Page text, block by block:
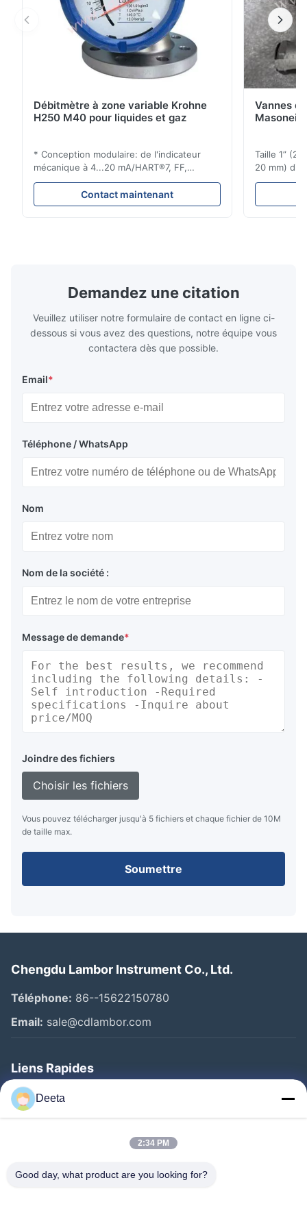
Débitmètre à zone variable Krohne
H250 M40 pour liquides et gaz
* Conception modulaire: de l'indicateur
mécanique à 4...20 mA/HART®7, FF,
Profibus-PA et totalizateur * N'importe
quelle position d'installation: verticale,
horizontale ou dans les tuyaux
Contact maintenant
Vannes
Taille 1”
20 mm)
brides :
Demandez une citation
Veuillez utiliser notre formulaire de contact en ligne ci-
dessous si vous avez des questions, notre équipe vous
contactera dès que possible.
Email*
Téléphone / WhatsApp
Nom
Nom de la société :
Message de demande*
Joindre des fichiers
Choisir les fichiers
Vous pouvez télécharger jusqu'à 5 fichiers et chaque fichier de 10M
de taille max.
Soumettre
Chengdu Lambor Instrument Co., Ltd.
Téléphone: 86--15622150780
Email: sale@cdlambor.com
Liens Rapides
Aperçu
Produits
Visite D'usine
Deeta
2:34 PM
Good day, what product are you looking for?